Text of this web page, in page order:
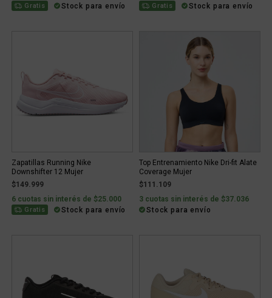
Gratis Stock para envío Gratis Stock para envío
Zapatillas Running Nike
Downshifter 12 Mujer
$149.999
6 cuotas sin interés de $25.000
Gratis Stock para envío
Top Entrenamiento Nike Dri-fit Alate
Coverage Mujer
$111.109
3 cuotas sin interés de $37.036
Stock para envío